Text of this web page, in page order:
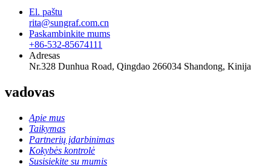
El. paštu
rita@sungraf.com.cn
Paskambinkite mums
+86-532-85674111
Adresas
Nr.328 Dunhua Road, Qingdao 266034 Shandong, Kinija
vadovas
Apie mus
Taikymas
Partnerių įdarbinimas
Kokybės kontrolė
Susisiekite su mumis